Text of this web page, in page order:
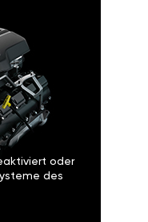
oder
des